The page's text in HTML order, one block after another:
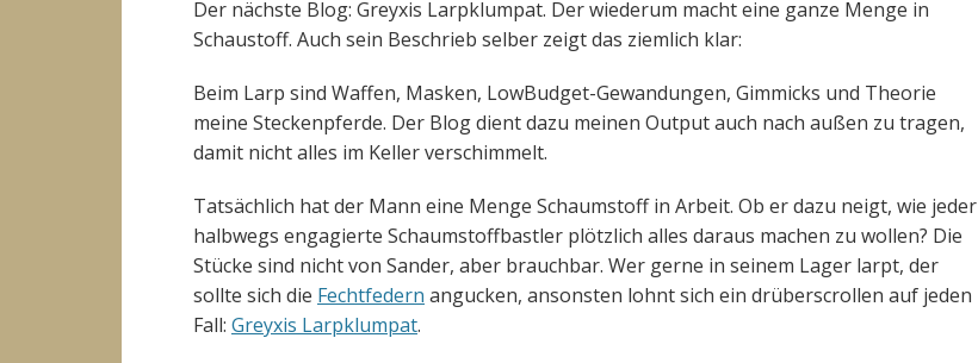
Der nächste Blog: Greyxis Larpklumpat. Der wiederum macht eine ganze Menge in
Schaustoff. Auch sein Beschrieb selber zeigt das ziemlich klar:
Beim Larp sind Waffen, Masken, LowBudget-Gewandungen, Gimmicks und Theorie
meine Steckenpferde. Der Blog dient dazu meinen Output auch nach außen zu tragen,
damit nicht alles im Keller verschimmelt.
Tatsächlich hat der Mann eine Menge Schaumstoff in Arbeit. Ob er dazu neigt, wie jeder
halbwegs engagierte Schaumstoffbastler plötzlich alles daraus machen zu wollen? Die
Stücke sind nicht von Sander, aber brauchbar. Wer gerne in seinem Lager larpt, der
sollte sich die Fechtfedern angucken, ansonsten lohnt sich ein drüberscrollen auf jeden
Fall: Greyxis Larpklumpat.